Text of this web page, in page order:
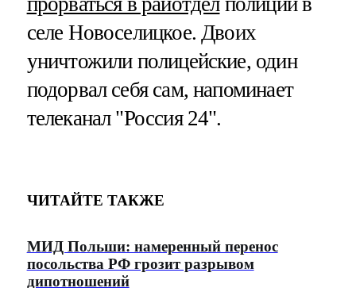
селе Новоселицкое. Двоих
уничтожили полицейские, один
подорвал себя сам, напоминает
телеканал "Россия 24".
ЧИТАЙТЕ ТАКЖЕ
МИД Польши: намеренный перенос
посольства РФ грозит разрывом
дипотношений